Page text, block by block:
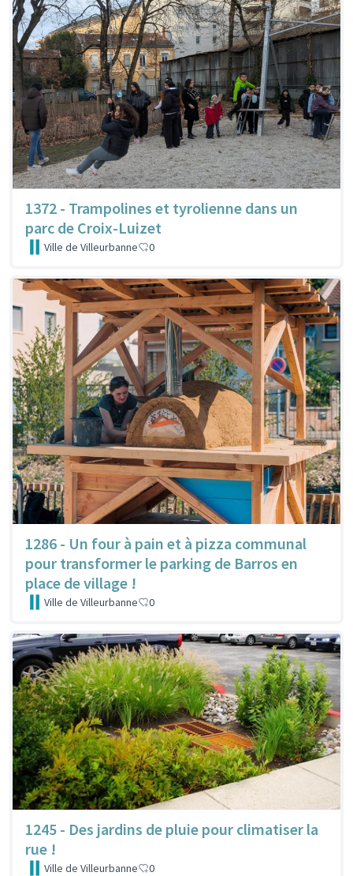
1372 - Trampolines et tyrolienne dans un
parc de Croix-Luizet
Ville de Villeurbanne 0
1286 - Un four à pain et à pizza communal
pour transformer le parking de Barros en
place de village !
Ville de Villeurbanne 0
1245 - Des jardins de pluie pour climatiser la
rue !
Ville de Villeurbanne 0